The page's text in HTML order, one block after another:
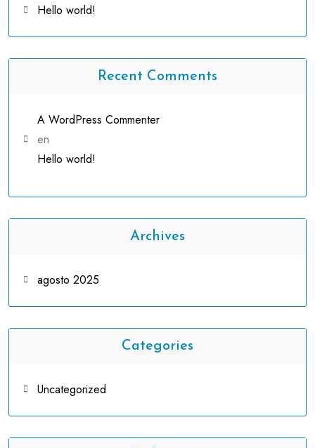
Hello world!
Recent Comments
A WordPress Commenter
en
Hello world!
Archives
agosto 2025
Categories
Uncategorized